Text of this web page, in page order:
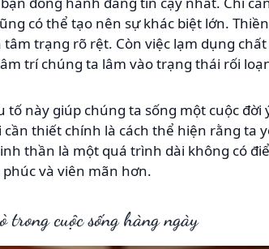
có thể tạo nên sự khác biệt lớn.
trạng rõ rệt. Còn việc lạm dụng
trí chúng ta lâm vào trạng thái rối
tố này giúp chúng ta sống một cuộc
cần thiết chính là cách thể hiện rằng ta
thần là một quá trình dài không có
và viên mãn hơn.
cuộc sống hàng ngày